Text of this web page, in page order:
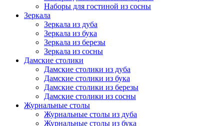
Наборы для гостиной из сосны
Зеркала
Зеркала из дуба
Зеркала из бука
Зеркала из березы
Зеркала из сосны
Дамские столики
Дамские столики из дуба
Дамские столики из бука
Дамские столики из березы
Дамские столики из сосны
Журнальные столы
Журнальные столы из дуба
Журнальные столы из бука